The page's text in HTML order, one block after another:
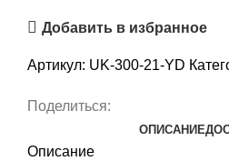
Добавить в избранное
Артикул: UK-300-21-YD
Поделиться:
ОПИСАНИЕ
Описание